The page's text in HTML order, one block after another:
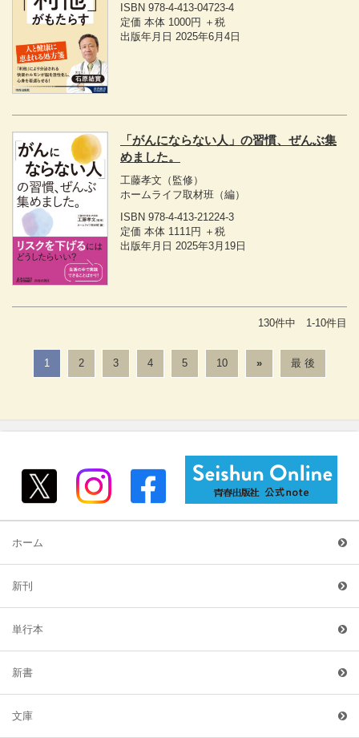
ISBN 978-4-413-04723-4
定価 本体 1000円 ＋税
出版年月日 2025年6月4日
「がんにならない人」の習慣、ぜんぶ集
めました。
工藤孝文 （監修）
ホームライフ取材班 （編）
ISBN 978-4-413-21224-3
定価 本体 1111円 ＋税
出版年月日 2025年3月19日
130件中 1-10件目
1 2 3 4 5 10 » 最 後
ホーム
新刊
単行本
新書
文庫